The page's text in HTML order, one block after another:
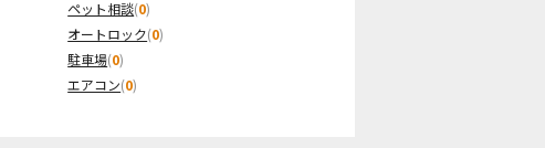
ペット相談(0)
オートロック(0)
駐車場(0)
エアコン(0)